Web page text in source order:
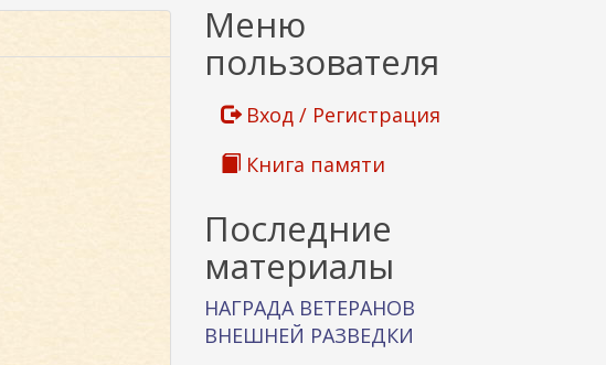
а
п
о
и
к
а
Меню
пользователя
Вход / Регистрация
Книга памяти
Последние
материалы
НАГРАДА ВЕТЕРАНОВ
ВНЕШНЕЙ РАЗВЕДКИ